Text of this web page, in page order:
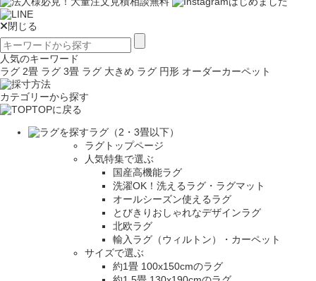
閉じる
人気のキーワード
ラグ 2畳 ラグ 3畳 ラグ 大きめ ラグ 円形 オーダーカーペット
カテゴリーから探す
TOPに戻る
ラグ（2・3畳以下）
ラグトップページ
人気特集で選ぶ
国産高機能ラグ
洗濯OK！洗えるラグ・ラグマット
オールシーズン使えるラグ
とびきりおしゃれなデザインラグ
北欧ラグ
輸入ラグ（ウィルトン）・カーペット
サイズで選ぶ
約1畳 100x150cmのラグ